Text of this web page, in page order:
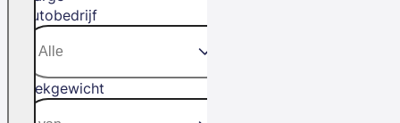
Autobedrijf
Trekgewicht